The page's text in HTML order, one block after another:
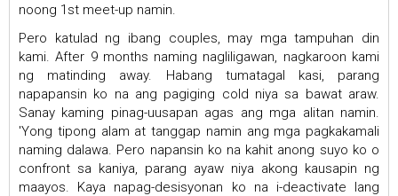
noong 1st meet-up namin.
Pero katulad ng ibang couples, may mga tampuhan din
kami. After 9 months naming nagliligawan, nagkaroon kami
ng matinding away. Habang tumatagal kasi, parang
napapansin ko na ang pagiging cold niya sa bawat araw.
Sanay kaming pinag-uusapan agas ang mga alitan namin.
'Yong tipong alam at tanggap namin ang mga pagkakamali
naming dalawa. Pero napansin ko na kahit anong suyo ko o
confront sa kaniya, parang ayaw niya akong kausapin ng
maayos. Kaya napag-desisyonan ko na i-deactivate lang